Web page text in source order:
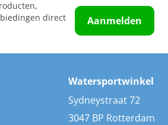
direct
Aanmelden
Watersportwinkel
Sydneystraat 72
3047 BP Rotterdam